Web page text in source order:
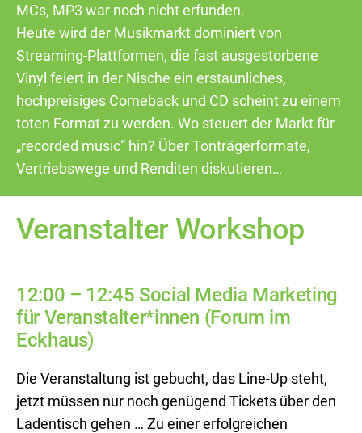
MCs, MP3 war noch nicht erfunden.
Heute wird der Musikmarkt dominiert von
Streaming-Plattformen, die fast ausgestorbene
Vinyl feiert in der Nische ein erstaunliches,
hochpreisiges Comeback und CD scheint zu einem
toten Format zu werden. Wo steuert der Markt für
„recorded music“ hin? Über Tonträgerformate,
Vertriebswege und Renditen diskutieren…
Veranstalter Workshop
12:00 – 12:45 Social Media Marketing
für Veranstalter*innen (Forum im
Eckhaus)
Die Veranstaltung ist gebucht, das Line-Up steht,
jetzt müssen nur noch genügend Tickets über den
Ladentisch gehen … Zu einer erfolgreichen